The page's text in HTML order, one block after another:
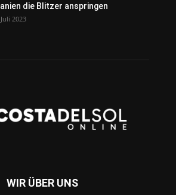
die Blitzer anspringen
2023
WIR ÜBER UNS